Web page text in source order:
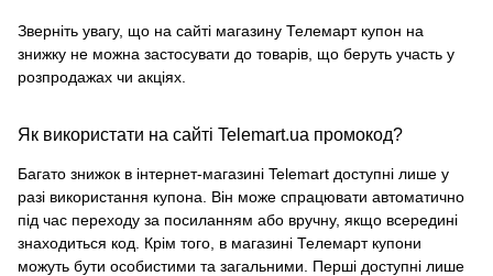
Зверніть увагу, що на сайті магазину Телемарт купон на
знижку не можна застосувати до товарів, що беруть участь у
розпродажах чи акціях.
Як використати на сайті Telemart.ua промокод?
Багато знижок в інтернет-магазині Telemart доступні лише у
разі використання купона. Він може спрацювати автоматично
під час переходу за посиланням або вручну, якщо всередині
знаходиться код. Крім того, в магазині Телемарт купони
можуть бути особистими та загальними. Перші доступні лише